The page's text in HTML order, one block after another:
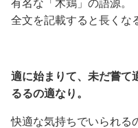
有名な「木鶏」の語源。
全文を記載すると長くな
適に始まりて、未だ嘗て
るるの適なり。
快適な気持ちでいられる